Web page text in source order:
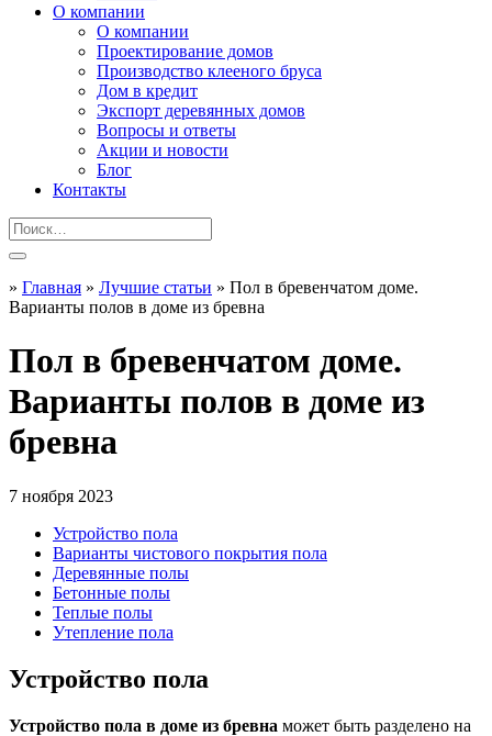
О компании
О компании
Проектирование домов
Производство клееного бруса
Дом в кредит
Экспорт деревянных домов
Вопросы и ответы
Акции и новости
Блог
Контакты
» Главная » Лучшие статьи » Пол в бревенчатом доме.
Варианты полов в доме из бревна
Пол в бревенчатом доме.
Варианты полов в доме из
бревна
7 ноября 2023
Устройство пола
Варианты чистового покрытия пола
Деревянные полы
Бетонные полы
Теплые полы
Утепление пола
Устройство пола
Устройство пола в доме из бревна может быть разделено на